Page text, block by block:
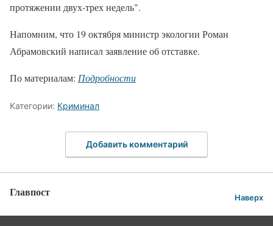
протяжении двух-трех недель".
Напомним, что 19 октября министр экологии Роман
Абрамовский написал заявление об отставке.
По материалам: Подробности
Категории: Криминал
Добавить комментарий
Главпост Наверх